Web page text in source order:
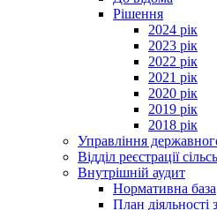
Рішення
2024 рік
2023 рік
2022 рік
2021 рік
2020 рік
2019 рік
2018 рік
Управління
Відділ реєстрації
Внутрішній аудит
Нормативна база
План діяльності